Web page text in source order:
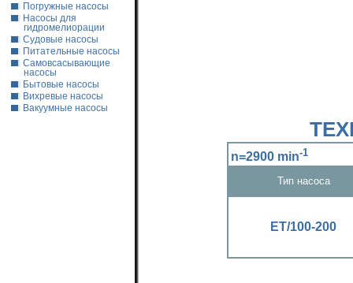
Погружные насосы
Насосы для
гидромелиорации
Судовые насосы
Питательные насосы
Самовсасывающие
насосы
Бытовые насосы
Вихревые насосы
Вакуумные насосы
n=2900 min-1
Тип насоса
ЕТ/100-200